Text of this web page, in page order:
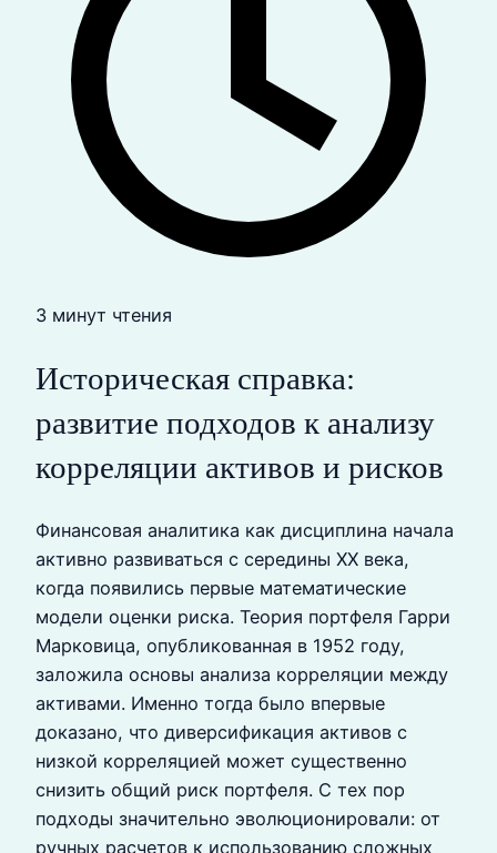
3 минут чтения
Историческая справка:
развитие подходов к анализу
корреляции активов и рисков
Финансовая аналитика как дисциплина начала
активно развиваться с середины XX века,
когда появились первые математические
модели оценки риска. Теория портфеля Гарри
Марковица, опубликованная в 1952 году,
заложила основы анализа корреляции между
активами. Именно тогда было впервые
доказано, что диверсификация активов с
низкой корреляцией может существенно
снизить общий риск портфеля. С тех пор
подходы значительно эволюционировали: от
ручных расчетов к использованию сложных